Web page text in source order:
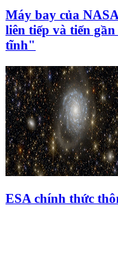
Máy bay của
liên tiếp và tiến
tĩnh"
ESA chính thức